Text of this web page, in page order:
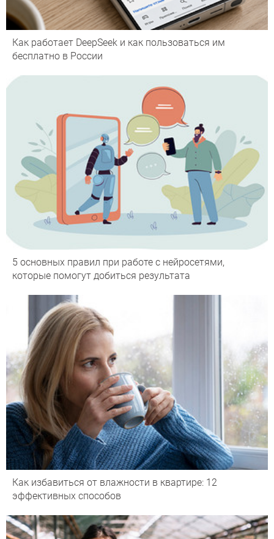
Как работает DeepSeek и как пользоваться им
бесплатно в России
5 основных правил при работе с нейросетями,
которые помогут добиться результата
Как избавиться от влажности в квартире: 12
эффективных способов